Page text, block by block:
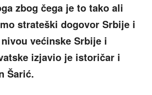
zbog čega je to tako ali
strateški dogovor Srbije i
većinske Srbije i
izjavio je istoričar i
Šarić.